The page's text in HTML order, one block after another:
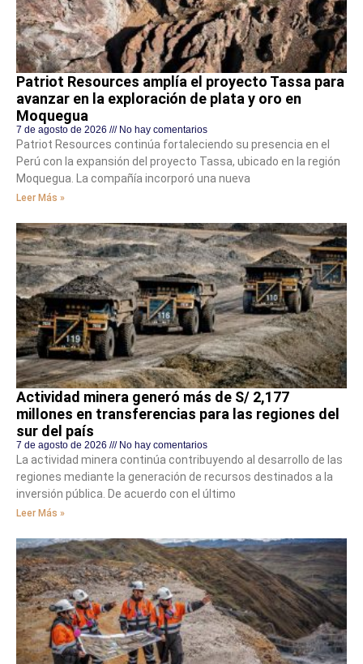
Patriot Resources amplía el proyecto Tassa para
avanzar en la exploración de plata y oro en
Moquegua
7 de agosto de 2026 No hay comentarios
Patriot Resources continúa fortaleciendo su presencia en el
Perú con la expansión del proyecto Tassa, ubicado en la región
Moquegua. La compañía incorporó una nueva
Leer Más »
Actividad minera generó más de S/ 2,177
millones en transferencias para las regiones del
sur del país
7 de agosto de 2026 No hay comentarios
La actividad minera continúa contribuyendo al desarrollo de las
regiones mediante la generación de recursos destinados a la
inversión pública. De acuerdo con el último
Leer Más »